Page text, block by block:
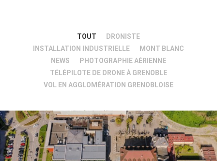
TOUT
DRONISTE
INSTALLATION INDUSTRIELLE
MONT BLANC
NEWS
PHOTOGRAPHIE AÉRIENNE
TÉLÉPILOTE DE DRONE À GRENOBLE
VOL EN AGGLOMÉRATION GRENOBLOISE